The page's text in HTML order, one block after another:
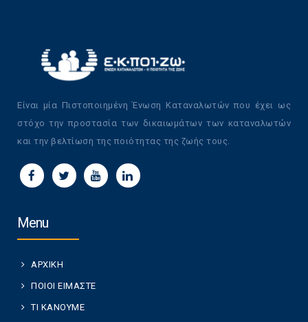
Είναι μία Πιστοποιημένη Ένωση Καταναλωτών που έχει ως
στόχο την προστασία των δικαιωμάτων των καταναλωτών
και την βελτίωση της ποιότητας της ζωής τους.
Menu
ΑΡΧΙΚΗ
ΠΟΙΟΙ ΕΙΜΑΣΤΕ
ΤΙ ΚΑΝΟΥΜΕ